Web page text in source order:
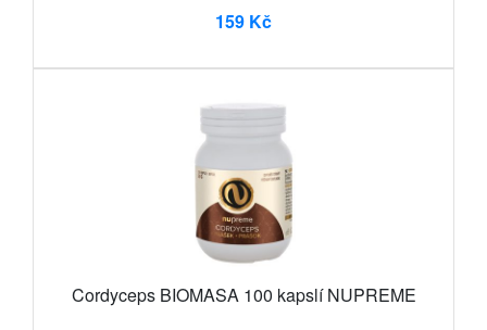
159 Kč
Cordyceps BIOMASA 100 kapslí NUPREME